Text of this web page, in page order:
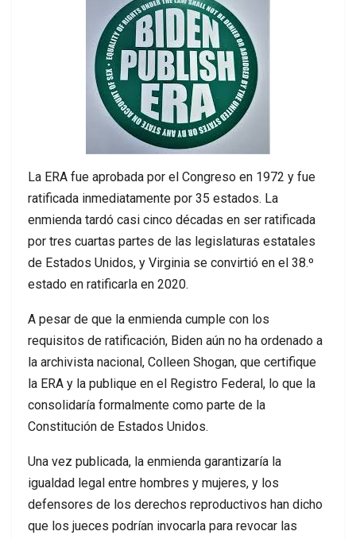
La ERA fue aprobada por el Congreso en 1972 y fue
ratificada inmediatamente por 35 estados. La
enmienda tardó casi cinco décadas en ser ratificada
por tres cuartas partes de las legislaturas estatales
de Estados Unidos, y Virginia se convirtió en el 38.º
estado en ratificarla en 2020.
A pesar de que la enmienda cumple con los
requisitos de ratificación, Biden aún no ha ordenado a
la archivista nacional, Colleen Shogan, que certifique
la ERA y la publique en el Registro Federal, lo que la
consolidaría formalmente como parte de la
Constitución de Estados Unidos.
Una vez publicada, la enmienda garantizaría la
igualdad legal entre hombres y mujeres, y los
defensores de los derechos reproductivos han dicho
que los jueces podrían invocarla para revocar las